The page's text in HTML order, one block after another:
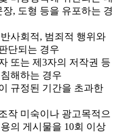
장, 도형 등을 유포하는 경
사회적, 범죄적 행위와
단되는 경우
또는 제3자의 저작권 등
해하는 경우
규정된 기간을 초과한
작 미숙이나 광고목적으
의 게시물을 10회 이상